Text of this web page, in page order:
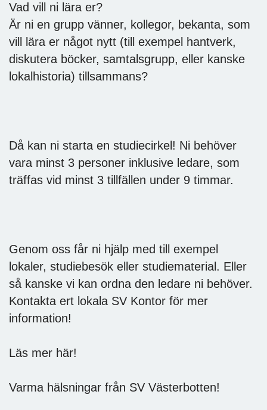
Vad vill ni lära er?
Är ni en grupp vänner, kollegor, bekanta, som
vill lära er något nytt (till exempel hantverk,
diskutera böcker, samtalsgrupp, eller kanske
lokalhistoria) tillsammans?
Då kan ni starta en studiecirkel! Ni behöver
vara minst 3 personer inklusive ledare, som
träffas vid minst 3 tillfällen under 9 timmar.
Genom oss får ni hjälp med till exempel
lokaler, studiebesök eller studiematerial. Eller
så kanske vi kan ordna den ledare ni behöver.
Kontakta ert lokala SV Kontor för mer
information!
Läs mer här!
Varma hälsningar från SV Västerbotten!